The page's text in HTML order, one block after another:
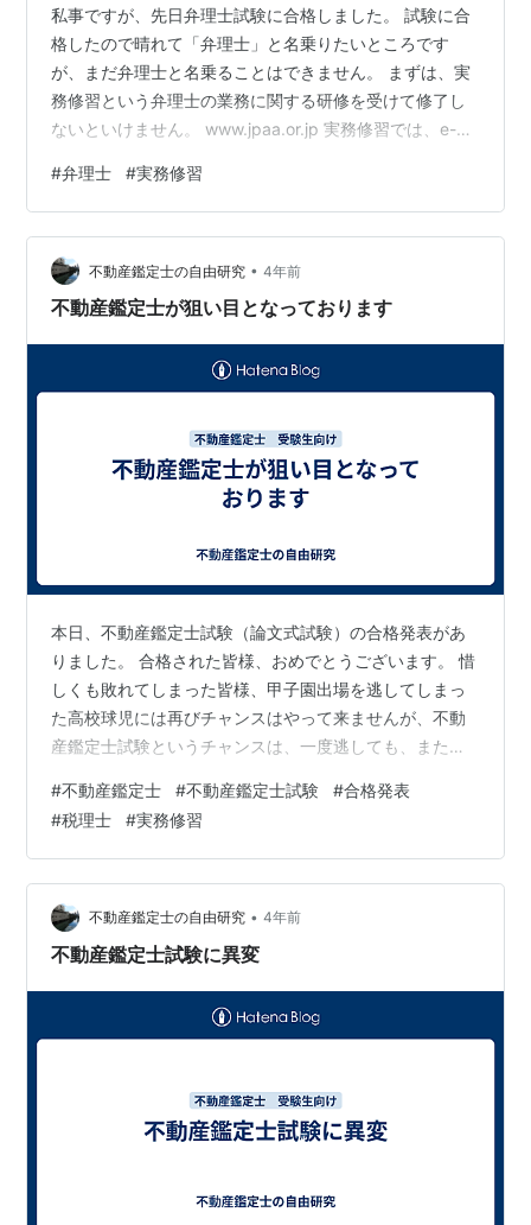
私事ですが、先日弁理士試験に合格しました。 試験に合
格したので晴れて「弁理士」と名乗りたいところです
が、まだ弁理士と名乗ることはできません。 まずは、実
務修習という弁理士の業務に関する研修を受けて修了し
ないといけません。 www.jpaa.or.jp 実務修習では、e-
はじめとする弁理士の業務に関する課題を提出し、合格
と認められなければなりません。 課題には締め切りがあ
り、タイミング的に年末年始も含めてこなす必要があ
り、大変です。 また、提出した書類が基準に達していな
いと再提出となります。再提出が続けば不合格となり修
#弁理士 #実務修習
不動産鑑定士の自由研究 • 4年前
不動産鑑定士が狙い目となっております
本日、不動産鑑定士試験（論文式試験）の合格発表があ
りました。 合格された皆様、おめでとうございます。 惜
しくも敗れてしまった皆様、甲子園出場を逃してしまっ
た高校球児には再びチャンスはやって来ませんが、不動
産鑑定士試験というチャンスは、一度逃しても、また来
レンジしてください。 私が合格したのは平成25年なので
すが、合格者はたしか105名だったと思います。 今年の
合格者は143名。 このところ、年々合格者が増えていま
す。 マニアックな資格ではありますが、今がチャンスで
す。 参考までに、国土交通省のURLです。
www.mlit.go.jp 不動産…
#不動産鑑定士 #不動産鑑定士試験 #合格発表
#税理士 #実務修習
不動産鑑定士の自由研究 • 4年前
不動産鑑定士試験に異変